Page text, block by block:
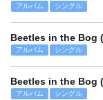
アルバム シングル
Beetles in the Bog
アルバム シングル
Beetles in the Bog
アルバム シングル